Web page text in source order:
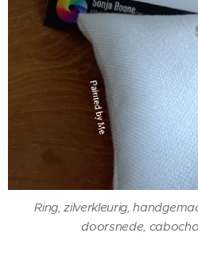
Ring, zilverkleurig,
doorsnede,